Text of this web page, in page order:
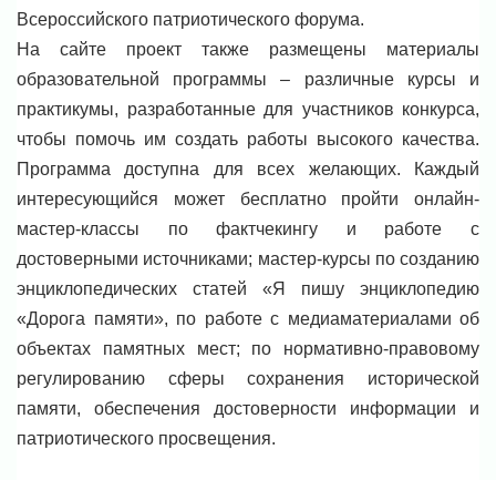
Всероссийского патриотического форума.
На сайте проект также размещены материалы
образовательной программы – различные курсы и
практикумы, разработанные для участников конкурса,
чтобы помочь им создать работы высокого качества.
Программа доступна для всех желающих. Каждый
интересующийся может бесплатно пройти онлайн-
мастер-классы по фактчекингу и работе с
достоверными источниками; мастер-курсы по созданию
энциклопедических статей «Я пишу энциклопедию
«Дорога памяти», по работе с медиаматериалами об
объектах памятных мест; по нормативно-правовому
регулированию сферы сохранения исторической
памяти, обеспечения достоверности информации и
патриотического просвещения.